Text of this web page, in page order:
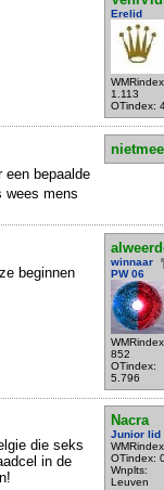
Erelid
1.113
OTindex:
een bepaalde
wees mens
winnaar
PW 06
852
OTindex:
5.796
beginnen
Nacra
Junior lid
OTindex:
Wnplts:
Leuven
die seks
in de